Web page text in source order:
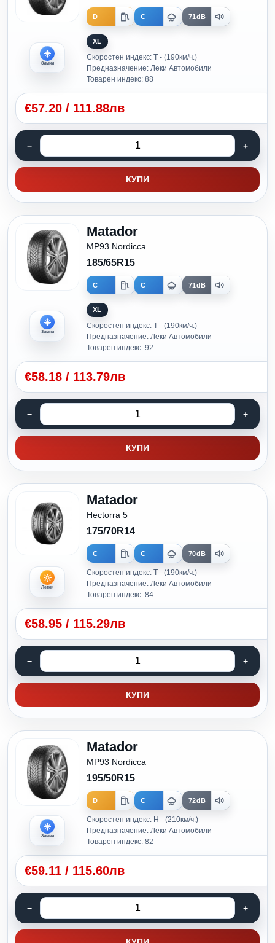
Зимни
D C 71dB
XL
Скоростен индекс: T - (190км/ч.)
Предназначение: Леки Автомобили
Товарен индекс: 88
€57.20 / 111.88лв
КУПИ
Зимни
Matador
MP93 Nordicca
185/65R15
C C 71dB
XL
Скоростен индекс: T - (190км/ч.)
Предназначение: Леки Автомобили
Товарен индекс: 92
€58.18 / 113.79лв
КУПИ
Летни
Matador
Hectorra 5
175/70R14
C C 70dB
Скоростен индекс: T - (190км/ч.)
Предназначение: Леки Автомобили
Товарен индекс: 84
€58.95 / 115.29лв
КУПИ
Зимни
Matador
MP93 Nordicca
195/50R15
D C 72dB
Скоростен индекс: H - (210км/ч.)
Предназначение: Леки Автомобили
Товарен индекс: 82
€59.11 / 115.60лв